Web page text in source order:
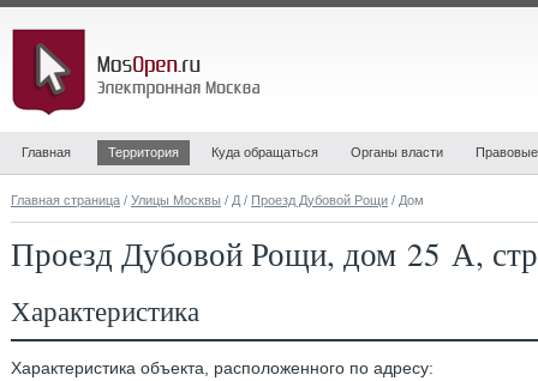
Главная Территория Куда обращаться Органы власти
Главная страница / Улицы Москвы / Д / Проезд Дубовой Рощи / Дом
Проезд Дубовой Рощи, дом 25 А,
Характеристика
Характеристика объекта, расположенного по адресу: